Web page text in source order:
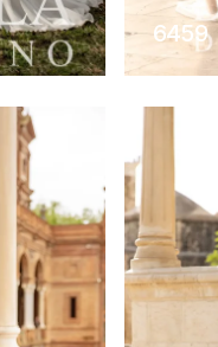
6459